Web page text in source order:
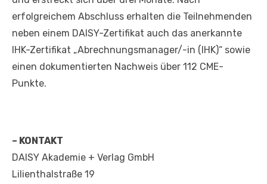
erfolgreichem Abschluss erhalten die Teilnehmenden
neben einem DAISY-Zertifikat auch das anerkannte
IHK-Zertifikat „Abrechnungsmanager/-in (IHK)“ sowie
einen dokumentierten Nachweis über 112 CME-
Punkte.
– KONTAKT
DAISY Akademie + Verlag GmbH
Lilienthalstraße 19